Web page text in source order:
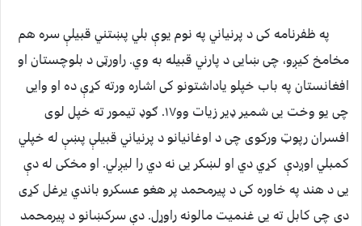
په ظفرنامه کی د پرنیاني په نوم یوې بلي پښتني قبیلې سره هم
مخامخ کیږو، چی ښایی د پارني قبیله به وي. راورټی د بلوچستان او
افغانستان په باب خپلو یاداشتونو کی اشاره ورته کړې ده او وایی
چی یو وخت یی شمیر ډیر زیات وو۱۷. ګوډ تیمور ته خپل لوی
افسران رپوټ ورکوی چی د اوغانیانو د پرنیاني قبیلې پښې له خپلي
کمبلي اوږدې کړي دي او لښکر یی نه دي را لیږلي. او مخکی له دې
یی د هند په خاوره کی د پیرمحمد پر هغو عسکرو باندي یرغل کړی
دی چی کابل ته یی غنمیت مالونه راوړل. دې سرکښانو د پیرمحمد